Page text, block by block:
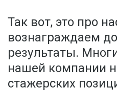
Так вот, это про
вознаграждаем
результаты.
нашей компании
стажерских